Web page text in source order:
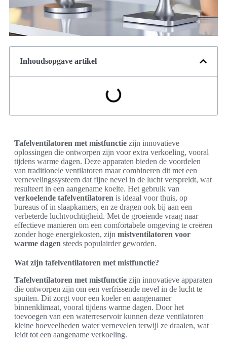
Inhoudsopgave artikel
Tafelventilatoren met mistfunctie zijn innovatieve
oplossingen die ontworpen zijn voor extra verkoeling, vooral
tijdens warme dagen. Deze apparaten bieden de voordelen
van traditionele ventilatoren maar combineren dit met een
vernevelingssysteem dat fijne nevel in de lucht verspreidt, wat
resulteert in een aangename koelte. Het gebruik van
verkoelende tafelventilatoren is ideaal voor thuis, op
bureaus of in slaapkamers, en ze dragen ook bij aan een
verbeterde luchtvochtigheid. Met de groeiende vraag naar
effectieve manieren om een comfortabele omgeving te creëren
zonder hoge energiekosten, zijn mistventilatoren voor
warme dagen steeds populairder geworden.
Wat zijn tafelventilatoren met mistfunctie?
Tafelventilatoren met mistfunctie zijn innovatieve apparaten
die ontworpen zijn om een verfrissende nevel in de lucht te
spuiten. Dit zorgt voor een koeler en aangenamer
binnenklimaat, vooral tijdens warme dagen. Door het
toevoegen van een waterreservoir kunnen deze ventilatoren
kleine hoeveelheden water vernevelen terwijl ze draaien, wat
leidt tot een aangename verkoeling.